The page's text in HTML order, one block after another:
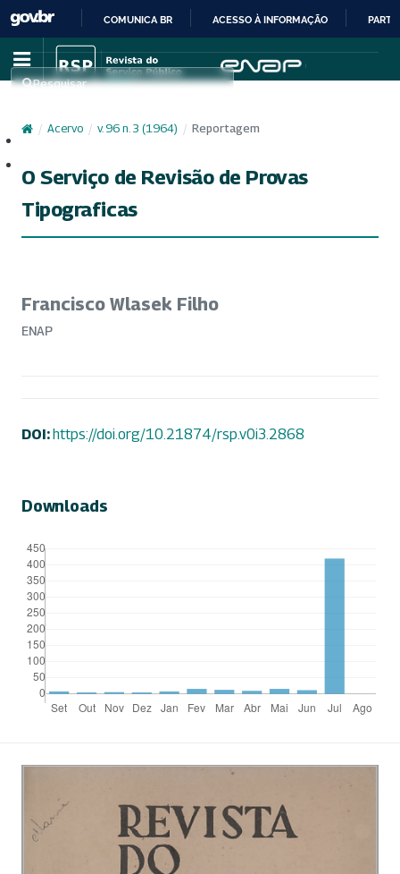
IR
PARA
CONTEÚDO
COMUNICA BR ACESSO À INFORMAÇÃO
Pesquisar
/ Acervo / v. 96 n. 3 (1964) / Reportagem
O Serviço de Revisão de Provas
Tipograficas
Francisco Wlasek Filho
ENAP
DOI:https://doi.org/10.21874/rsp.v0i3.2868
Downloads